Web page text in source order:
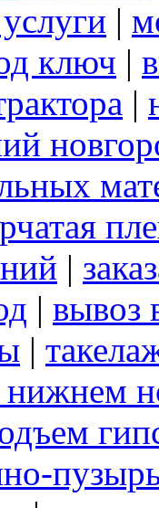
|
ключ |
|
|
| вывоз
|
нижнем